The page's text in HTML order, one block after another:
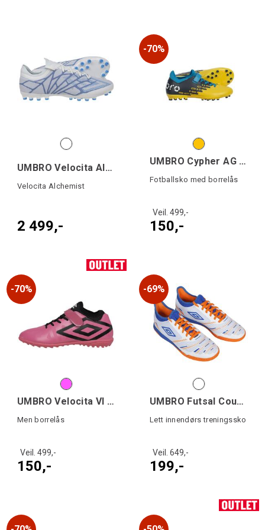
UMBRO Velocita Alche Pro AG
Velocita Alchemist
2 499,-
70%
UMBRO Cypher AG VE Jr
Fotballsko med borrelås
Veil. 499,-
150,-
70%
UMBRO Velocita VI 1.0 TF VE Jr
Men borrelås
Veil. 499,-
150,-
69%
UMBRO Futsal Court 5 j
Lett innendørs treningssko
Veil. 649,-
199,-